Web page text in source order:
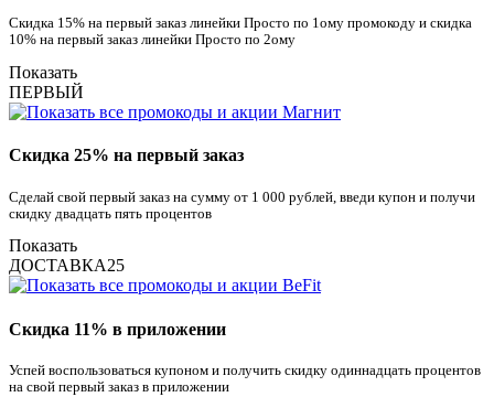
Скидка 15% на первый заказ линейки Просто по 1ому промокоду и скидка
10% на первый заказ линейки Просто по 2ому
Показать
ПЕРВЫЙ
Скидка 25% на первый заказ
Сделай свой первый заказ на сумму от 1 000 рублей, введи купон и получи
скидку двадцать пять процентов
Показать
ДОСТАВКА25
Скидка 11% в приложении
Успей воспользоваться купоном и получить скидку одиннадцать процентов
на свой первый заказ в приложении